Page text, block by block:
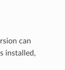
can
installed,